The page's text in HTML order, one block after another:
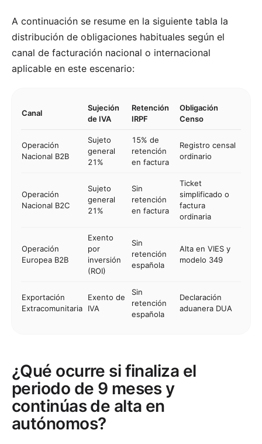
A continuación se resume en la siguiente tabla la
distribución de obligaciones habituales según el
canal de facturación nacional o internacional
aplicable en este escenario:
Canal
Sujeción
de IVA
Retención
IRPF
Obligación
Censo
Operación
Nacional B2B
Sujeto
general
21%
15% de
retención
en factura
Registro censal
ordinario
Operación
Nacional B2C
Sujeto
general
21%
Sin
retención
en factura
Ticket
simplificado o
factura
ordinaria
Operación
Europea B2B
Exento
por
inversión
(ROI)
Sin
retención
española
Alta en VIES y
modelo 349
Exportación
Extracomunitaria
Exento de
IVA
Sin
retención
española
Declaración
aduanera DUA
¿Qué ocurre si finaliza el
periodo de 9 meses y
continúas de alta en
autónomos?